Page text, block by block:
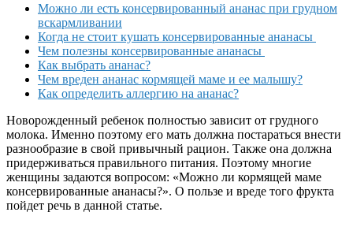
Можно ли есть консервированный ананас при грудном
вскармливании
Когда не стоит кушать консервированные ананасы
Чем полезны консервированные ананасы
Как выбрать ананас?
Чем вреден ананас кормящей маме и ее малышу?
Как определить аллергию на ананас?
Новорожденный ребенок полностью зависит от грудного
молока. Именно поэтому его мать должна постараться внести
разнообразие в свой привычный рацион. Также она должна
придерживаться правильного питания. Поэтому многие
женщины задаются вопросом: «Можно ли кормящей маме
консервированные ананасы?». О пользе и вреде того фрукта
пойдет речь в данной статье.